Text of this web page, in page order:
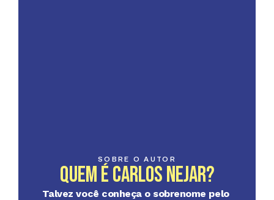
SOBRE O AUTOR
Quem é Carlos Nejar?
Talvez você conheça o sobrenome pelo